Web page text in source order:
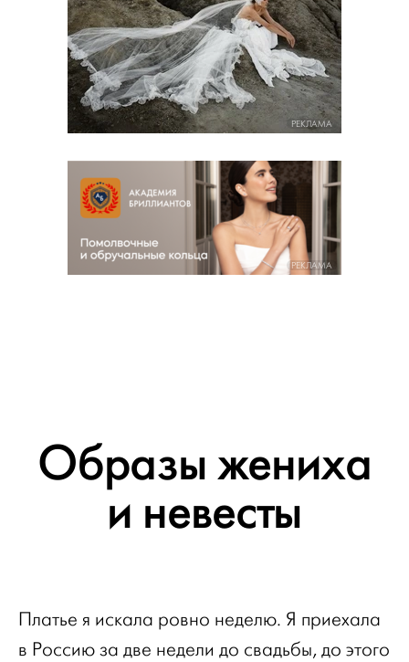
РЕКЛАМА
РЕКЛАМА
Образы жениха
и невесты
Платье я искала ровно неделю. Я приехала
в Россию за две недели до свадьбы, до этого